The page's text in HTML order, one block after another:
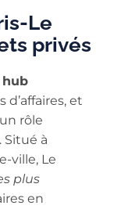
Le
privés
hub
d’affaires, et
rôle
à
ville, Le
plus
en